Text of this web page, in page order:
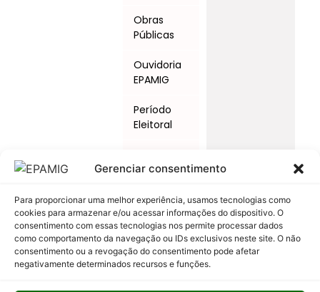
Gerenciar consentimento
Para proporcionar uma melhor experiência, usamos tecnologias como
cookies para armazenar e/ou acessar informações do dispositivo. O
consentimento com essas tecnologias nos permite processar dados
como comportamento da navegação ou IDs exclusivos neste site. O não
consentimento ou a revogação do consentimento pode afetar
negativamente determinados recursos e funções.
Obras
Públicas
Ouvidoria
EPAMIG
Período
Eleitoral
Licitatórios
Programas
e Ações
Relatório
Anual de